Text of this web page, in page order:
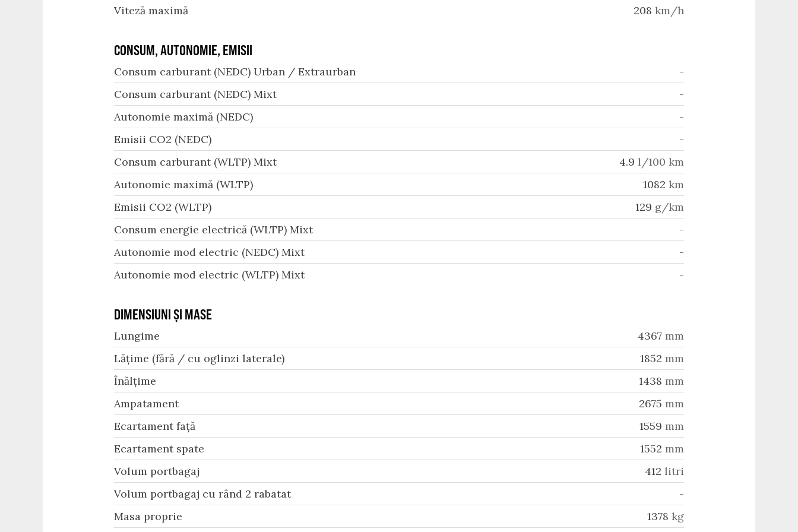
Viteză maximă 208 km/h
CONSUM, AUTONOMIE, EMISII
Consum carburant (NEDC) Urban / Extraurban
-
Consum carburant (NEDC) Mixt
-
Autonomie maximă (NEDC)
-
Emisii CO2 (NEDC)
-
Consum carburant (WLTP) Mixt
4.9 l/100 km
Autonomie maximă (WLTP)
1082 km
Emisii CO2 (WLTP)
129 g/km
Consum energie electrică (WLTP) Mixt
-
Autonomie mod electric (NEDC) Mixt
-
Autonomie mod electric (WLTP) Mixt
-
DIMENSIUNI ȘI MASE
Lungime 4367 mm
Lățime (fără / cu oglinzi laterale)
1852 mm
Înălțime
1438 mm
Ampatament
2675 mm
Ecartament față
1559 mm
Ecartament spate
1552 mm
Volum portbagaj
412 litri
Volum portbagaj cu rând 2 rabatat
-
Masa proprie
1378 kg